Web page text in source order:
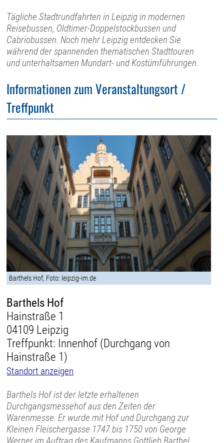
Tägliche Stadtrundfahrten in Leipzig in modernen
Reisebussen, Oldtimer-Doppelstockbussen und
Cabriobussen. Noch mehr Leipzig entdecken Sie
während der spannenden thematischen Stadttouren
und unterhaltsamen Mundart- und Kostümführungen.
Informationen zum Veranstaltungsort /
Treffpunkt
Barthels Hof, Foto: leipzig-im.de
Barthels Hof
Hainstraße 1
04109 Leipzig
Treffpunkt: Innenhof (Durchgang von
Hainstraße 1)
Standort anzeigen
Barthels Hof ist der letzte erhaltenen
Durchgangsmessehof aus den Zeiten der
Warenmesse. Er wurde mit Hof und Durchgang zur
Kleinen Fleischergasse 1747 bis 1750 von George
Werner im Auftrag des Kaufmanns Gottlieb Barthel